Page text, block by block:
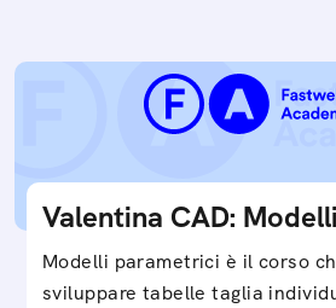
Valentina CAD:
Modelli parametrici è il corso
sviluppare tabelle taglia